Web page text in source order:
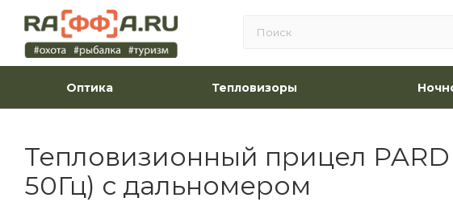
Оптика Тепловизоры
Тепловизионный прицел PARD
50Гц) с дальномером